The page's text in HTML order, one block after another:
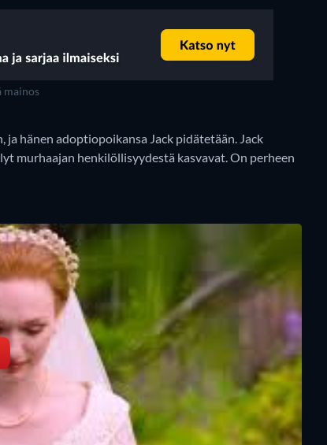
mainos
hänen adoptiopoikansa Jack pidätetään. Jack
murhaajan henkilöllisyydestä kasvavat. On perheen